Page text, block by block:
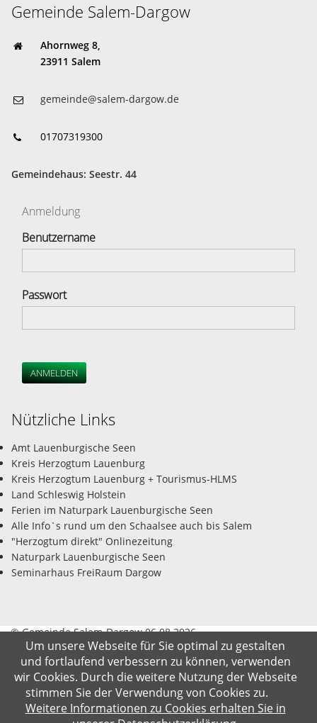
Gemeinde Salem-Dargow
Ahornweg 8,
23911 Salem
gemeinde@salem-dargow.de
01707319300
Gemeindehaus: Seestr. 44
Anmeldung
Benutzername
Passwort
ANMELDEN
Nützliche Links
Amt Lauenburgische Seen
Kreis Herzogtum Lauenburg
Kreis Herzogtum Lauenburg + Tourismus-HLMS
Land Schleswig Holstein
Ferien im Naturpark Lauenburgische Seen
Alle Info`s rund um den Schaalsee auch bis Salem
"Herzogtum direkt" Onlinezeitung
Naturpark Lauenburgische Seen
Seminarhaus FreiRaum Dargow
© Gemeinde Salem-Dargow 06.08.2026
Impressum Datenschutz Kontakt Suche
Um unsere Webseite für Sie optimal zu gestalten
und fortlaufend verbessern zu können, verwenden
wir Cookies. Durch die weitere Nutzung der Webseite
stimmen Sie der Verwendung von Cookies zu.
Weitere Informationen zu Cookies erhalten Sie in